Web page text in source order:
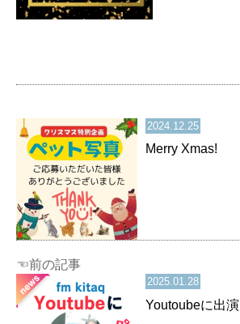
2024.12.25
Merry Xmas!
☜前の記事
2025.01.28
Youtoubeに出演